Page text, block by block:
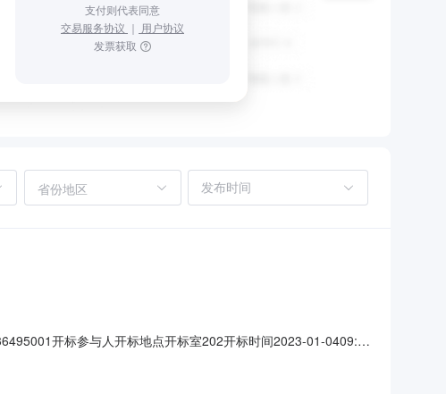
支付则代表同意
交易服务协议 ｜ 用户协议
发票获取
省份地区
开标参与人开标地点开标室202开标时间2023-01-0409:30